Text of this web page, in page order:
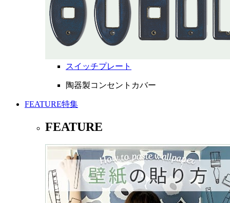
スイッチプレート
陶器製コンセントカバー
FEATURE特集
FEATURE